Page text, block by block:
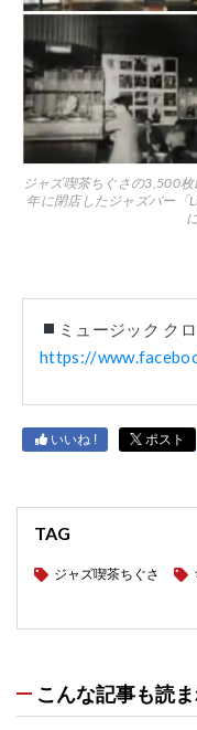
ジャズ喫茶ちぐさの3,500
年に閉店したジャズバー「
ミュージック ク
https://
いいね ! ポスト
TAG
ジャズ喫茶ちぐさ
こんな記事も読